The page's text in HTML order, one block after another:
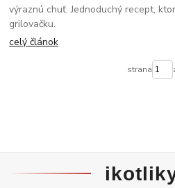
výraznú chuť. Jednoduchý recept,
grilovačku.
celý článok
strana